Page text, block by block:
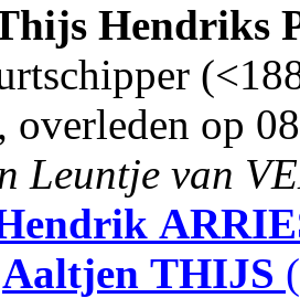
Hendriks
overleden op
Leuntje van
Aaltjen THIJS